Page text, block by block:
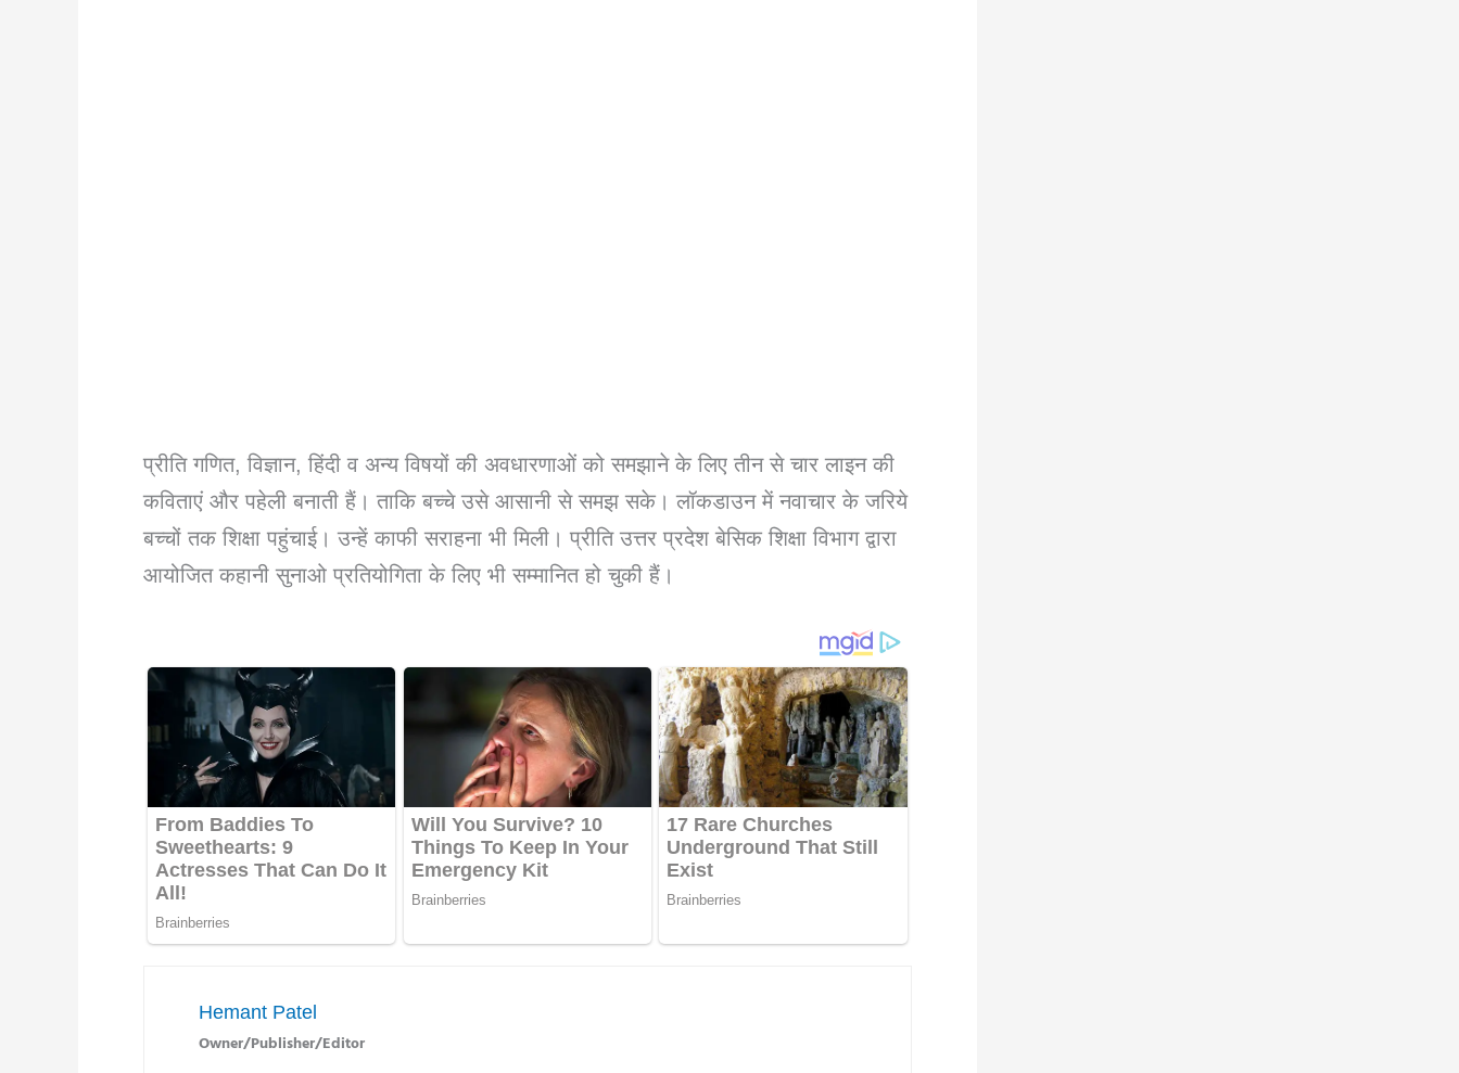
प्रीति गणित, विज्ञान, हिंदी व अन्य विषयों की अवधारणाओं को समझाने के लिए तीन से चार लाइन की
कविताएं और पहेली बनाती हैं। ताकि बच्चे उसे आसानी से समझ सके। लॉकडाउन में नवाचार के जरिये
बच्चों तक शिक्षा पहुंचाई। उन्हें काफी सराहना भी मिली। प्रीति उत्तर प्रदेश बेसिक शिक्षा विभाग द्वारा
आयोजित कहानी सुनाओ प्रतियोगिता के लिए भी सम्मानित हो चुकी हैं।
Hemant Patel
Owner/Publisher/Editor